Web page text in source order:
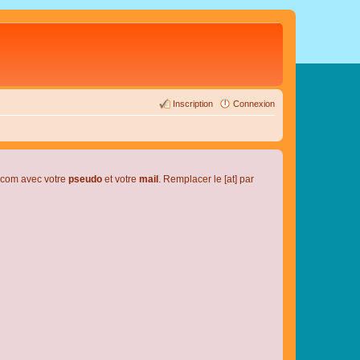
Connexion
Inscription
avec votre pseudo et votre mail . Remplacer le [at] par